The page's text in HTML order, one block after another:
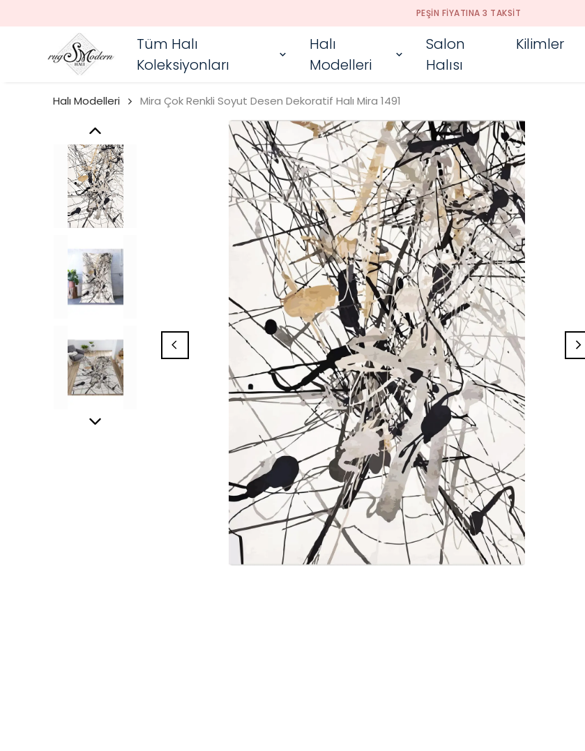
PEŞIN FIYATINA 3 TAKSIT
Tüm Halı
Koleksiyonları
Halı
Modelleri
Salon
Halısı
Kilimler
Halı Modelleri Mira Çok Renkli Soyut Desen Dekoratif Halı Mira 1491